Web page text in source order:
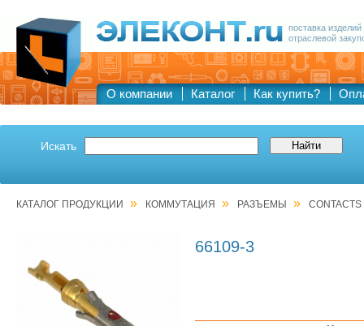
поставка
отраслевой
О компании Каталог Как купить?
Искать
КАТАЛОГ ПРОДУКЦИИ » КОММУТАЦИЯ » РАЗЪЕМЫ »
66109-3